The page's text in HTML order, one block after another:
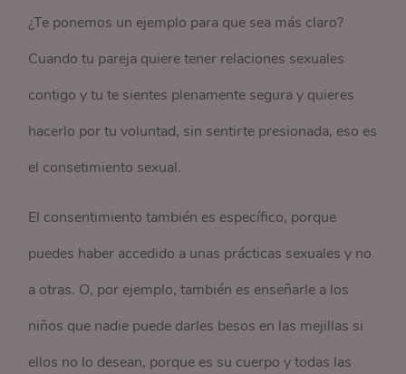
¿Te ponemos un ejemplo para que sea más claro?
Cuando tu pareja quiere tener relaciones sexuales
contigo y tu te sientes plenamente segura y quieres
hacerlo por tu voluntad, sin sentirte presionada, eso es
el consetimiento sexual.
El consentimiento también es específico, porque
puedes haber accedido a unas prácticas sexuales y no
a otras. O, por ejemplo, también es enseñarle a los
niños que nadie puede darles besos en las mejillas si
ellos no lo desean, porque es su cuerpo y todas las